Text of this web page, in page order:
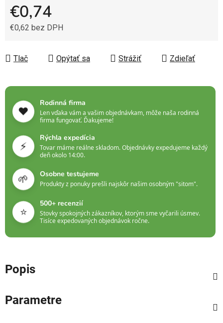
€0,74
€0,62 bez DPH
Tlač
Opýtať sa Strážiť Zdieľať
❤️
Rodinná firma
Len vďaka vám a vašim objednávkam, môže naša rodinná
firma fungovať. Ďakujeme!
⚡
Rýchla expedícia
Tovar máme reálne skladom. Objednávky expedujeme každý
deň okolo 14:00.
🌱 Osobne testujeme
Produkty z ponuky prešli najskôr našim osobným "sitom".
⭐
500+ recenzií
Stovky spokojných zákazníkov, ktorým sme vyčarili úsmev.
Tisíce expedovaných objednávok ročne.
Popis
Parametre